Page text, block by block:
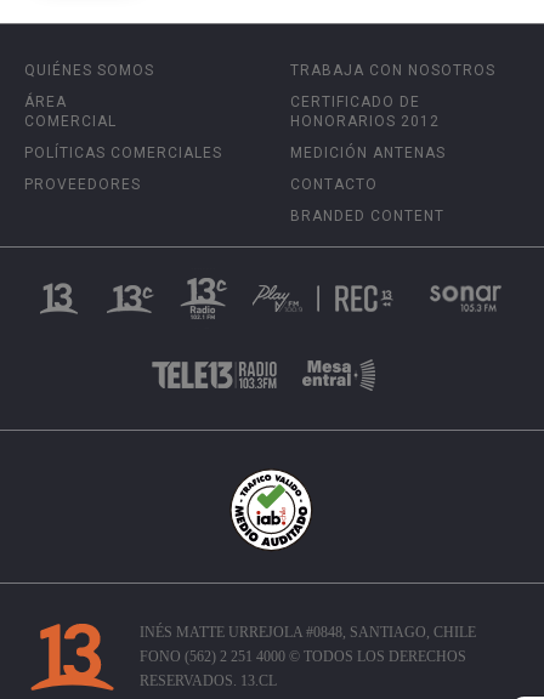
QUIÉNES SOMOS
ÁREA
COMERCIAL
POLÍTICAS COMERCIALES
PROVEEDORES
TRABAJA CON NOSOTROS
CERTIFICADO DE
HONORARIOS 2012
MEDICIÓN ANTENAS
CONTACTO
BRANDED CONTENT
INÉS MATTE URREJOLA #0848, SANTIAGO, CHILE
FONO (562) 2 251 4000 © TODOS LOS DERECHOS
RESERVADOS. 13.CL